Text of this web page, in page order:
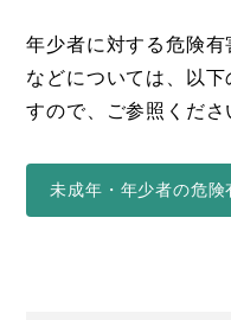
年少者に対する危険
などについては、以
すので、ご参照くださ
未成年・年少者の危険